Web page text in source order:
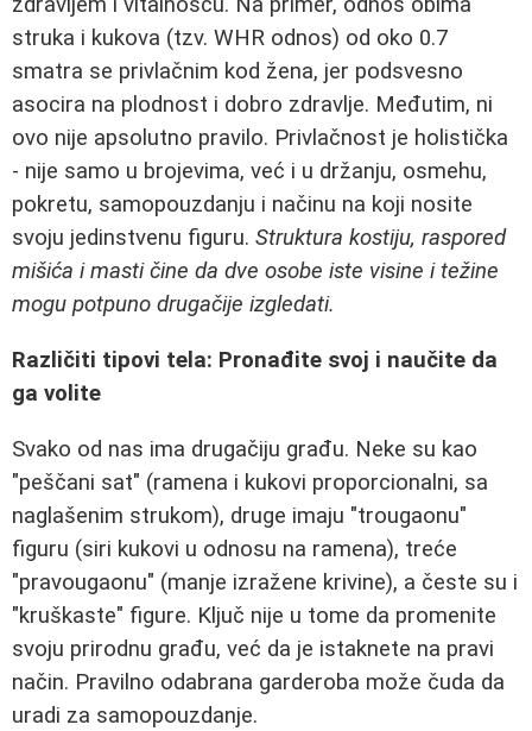
struka i kukova (tzv. WHR odnos) od oko 0.7
smatra se privlačnim kod žena, jer podsvesno
asocira na plodnost i dobro zdravlje. Međutim, ni
ovo nije apsolutno pravilo. Privlačnost je holistička
- nije samo u brojevima, već i u držanju, osmehu,
pokretu, samopouzdanju i načinu na koji nosite
svoju jedinstvenu figuru. Struktura kostiju, raspored
mišića i masti čine da dve osobe iste visine i težine
mogu potpuno drugačije izgledati.
Različiti tipovi tela: Pronađite svoj i naučite da
ga volite
Svako od nas ima drugačiju građu. Neke su kao
"peščani sat" (ramena i kukovi proporcionalni, sa
naglašenim strukom), druge imaju "trougaonu"
figuru (siri kukovi u odnosu na ramena), treće
"pravougaonu" (manje izražene krivine), a česte su i
"kruškaste" figure. Ključ nije u tome da promenite
svoju prirodnu građu, već da je istaknete na pravi
način. Pravilno odabrana garderoba može čuda da
uradi za samopouzdanje.